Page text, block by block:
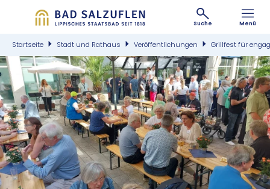
Suche Menü
Startseite Stadt und Rathaus Veröffentlichungen Grillfest für